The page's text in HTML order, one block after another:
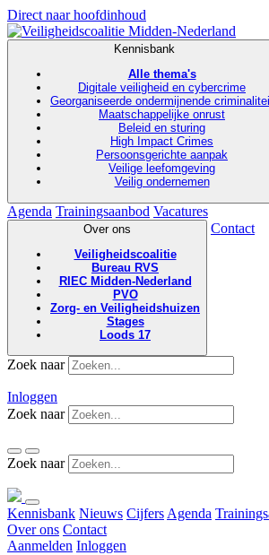
Direct naar hoofdinhoud
Kennisbank
Alle thema's
Digitale veiligheid en cybercrime
Georganiseerde ondermijnende
Maatschappelijke onrust
Beleid en sturing
High Impact Crimes
Persoonsgerichte aanpak
Veilige leefomgeving
Veilig ondernemen
Agenda Trainingsaanbod Vacatures
Over ons
Veiligheidscoalitie
Bureau RVS
RIEC Midden-Nederland
PVO
Zorg- en Veiligheidshuizen
Stages
Loods 17
Contact
Zoek naar
Inloggen
Zoek naar
Zoek naar
Kennisbank Nieuws Cijfers Agenda
Over ons Contact
Aanmelden Inloggen